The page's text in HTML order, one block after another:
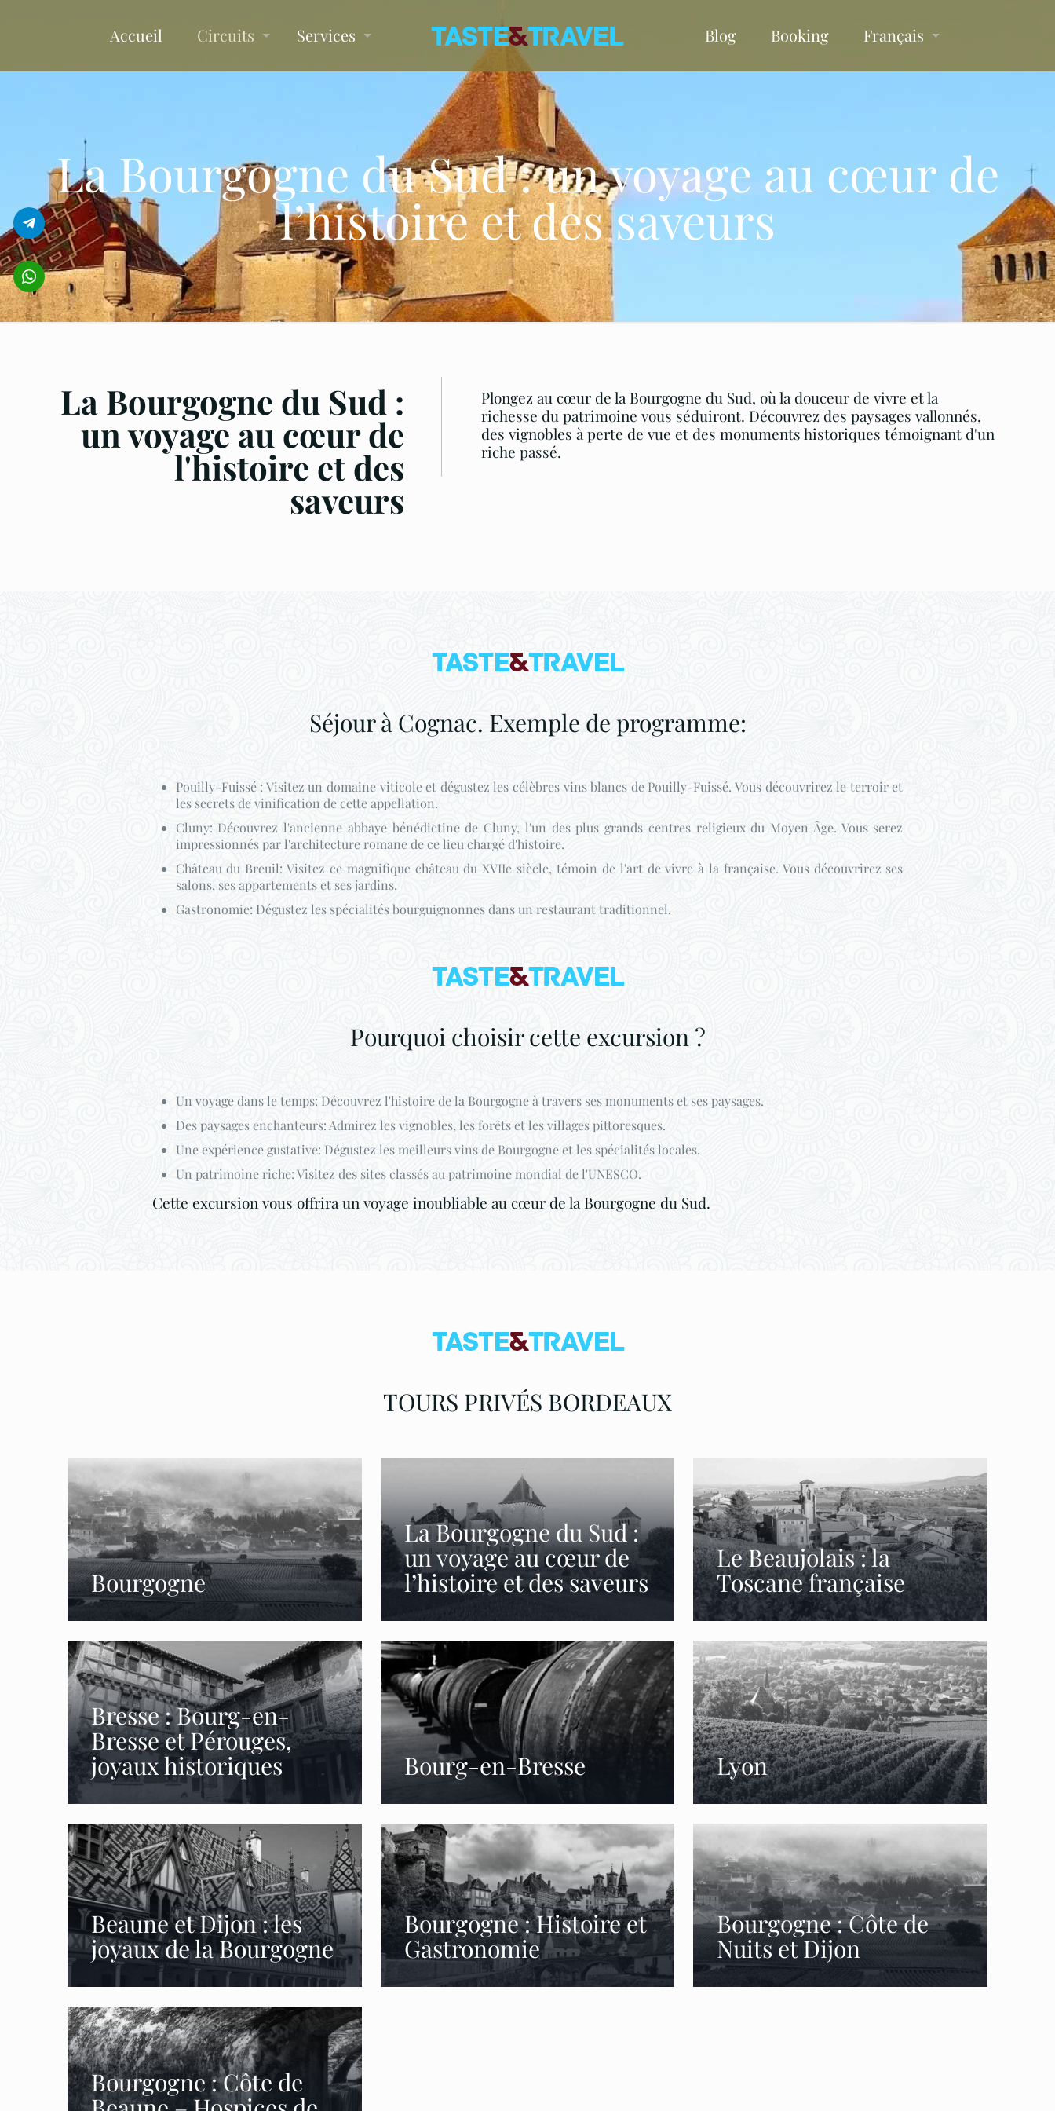
Accueil Circuits Services Blog Booking Français
La Bourgogne du Sud : un voyage au cœur de
l’histoire et des saveurs
La Bourgogne du Sud :
un voyage au cœur de
l'histoire et des
saveurs
Plongez au cœur de la Bourgogne du Sud, où la douceur de vivre et la
richesse du patrimoine vous séduiront. Découvrez des paysages vallonnés,
des vignobles à perte de vue et des monuments historiques témoignant d'un
riche passé.
Séjour à Cognac. Exemple de programme:
Pouilly-Fuissé : Visitez un domaine viticole et dégustez les célèbres vins blancs de Pouilly-Fuissé. Vous découvrirez le terroir et
les secrets de vinification de cette appellation.
Cluny: Découvrez l'ancienne abbaye bénédictine de Cluny, l'un des plus grands centres religieux du Moyen Âge. Vous serez
impressionnés par l'architecture romane de ce lieu chargé d'histoire.
Château du Breuil: Visitez ce magnifique château du XVIIe siècle, témoin de l'art de vivre à la française. Vous découvrirez ses
salons, ses appartements et ses jardins.
Gastronomie: Dégustez les spécialités bourguignonnes dans un restaurant traditionnel.
Pourquoi choisir cette excursion ?
Un voyage dans le temps: Découvrez l'histoire de la Bourgogne à travers ses monuments et ses paysages.
Des paysages enchanteurs: Admirez les vignobles, les forêts et les villages pittoresques.
Une expérience gustative: Dégustez les meilleurs vins de Bourgogne et les spécialités locales.
Un patrimoine riche: Visitez des sites classés au patrimoine mondial de l'UNESCO.
Cette excursion vous offrira un voyage inoubliable au cœur de la Bourgogne du Sud.
TOURS PRIVÉS BORDEAUX
Bourgogne
La Bourgogne du Sud :
un voyage au cœur de
l’histoire et des saveurs
Le Beaujolais : la
Toscane française
Bresse : Bourg-en-
Bresse et Pérouges,
joyaux historiques
Bourg-en-Bresse Lyon
Beaune et Dijon : les
joyaux de la Bourgogne
Bourgogne : Histoire et
Gastronomie
Bourgogne : Côte de
Nuits et Dijon
Bourgogne : Côte de